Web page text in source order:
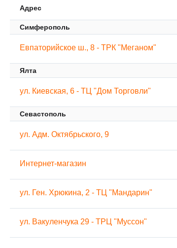
Адрес
Симферополь
Евпаторийское ш., 8 - ТРК "Меганом"
Ялта
ул. Киевская, 6 - ТЦ "Дом Торговли"
Севастополь
ул. Адм. Октябрьского, 9
Интернет-магазин
ул. Ген. Хрюкина, 2 - ТЦ "Мандарин"
ул. Вакуленчука 29 - ТРЦ "Муссон"